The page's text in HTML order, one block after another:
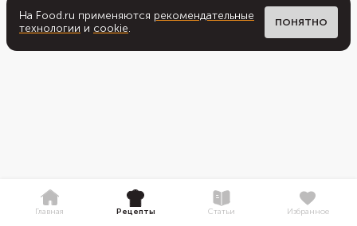
На Food.ru применяются рекомендательные
технологии и cookie. ПОНЯТНО
Главная Рецепты Статьи Избранное